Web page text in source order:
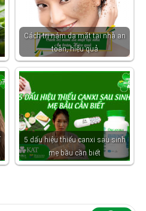
Cách trị nám da mặt tại nhà an
toàn, hiệu quả
5 dấu hiệu thiếu canxi sau sinh
mẹ bầu cần biết